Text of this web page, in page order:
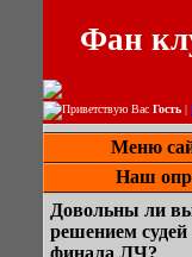
Фан
Приветствую Вас Гость |
Меню
Наш
Довольны ли
решением судей
финала ЛЧ?